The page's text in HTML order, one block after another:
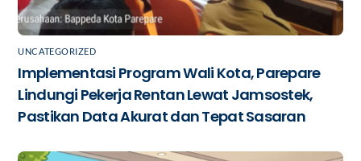
UNCATEGORIZED
Implementasi Program Wali Kota, Parepare
Lindungi Pekerja Rentan Lewat Jamsostek,
Pastikan Data Akurat dan Tepat Sasaran